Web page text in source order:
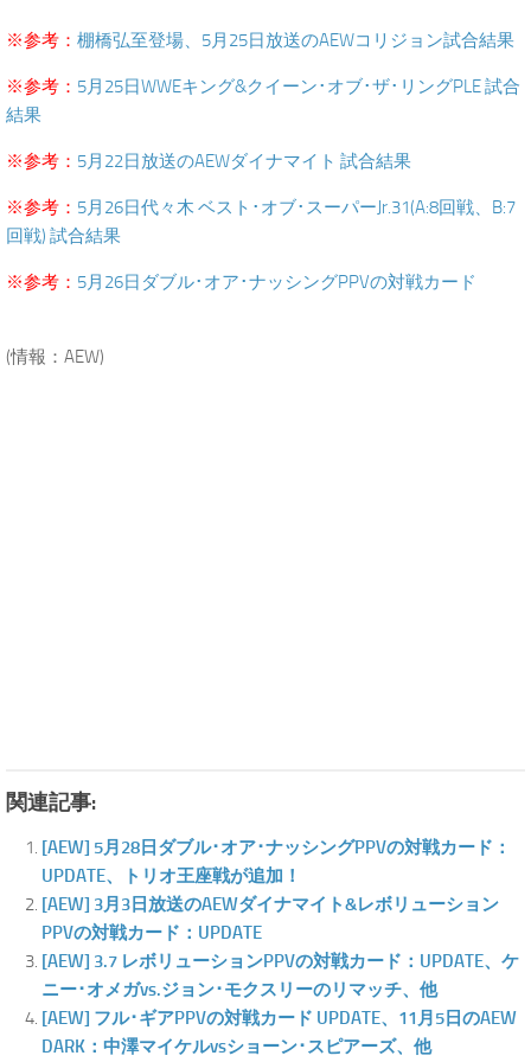
※参考： 棚橋弘至登場、5月25日放送のAEWコリジョン試合結果
※参考： 5月25日WWEキング&クイーン･オブ･ザ･リングPLE 試合
結果
※参考： 5月22日放送のAEWダイナマイト 試合結果
※参考： 5月26日代々木 ベスト･オブ･スーパーJr.31(A:8回戦、B:7
回戦) 試合結果
※参考： 5月26日ダブル･オア･ナッシングPPVの対戦カード
(情報：AEW)
関連記事:
[AEW] 5月28日ダブル･オア･ナッシングPPVの対戦カード：
UPDATE、トリオ王座戦が追加！
[AEW] 3月3日放送のAEWダイナマイト&レボリューション
PPVの対戦カード：UPDATE
[AEW] 3.7 レボリューションPPVの対戦カード：UPDATE、ケ
ニー･オメガvs.ジョン･モクスリーのリマッチ、他
[AEW] フル･ギアPPVの対戦カード UPDATE、11月5日のAEW
DARK：中澤マイケルvsショーン･スピアーズ、他